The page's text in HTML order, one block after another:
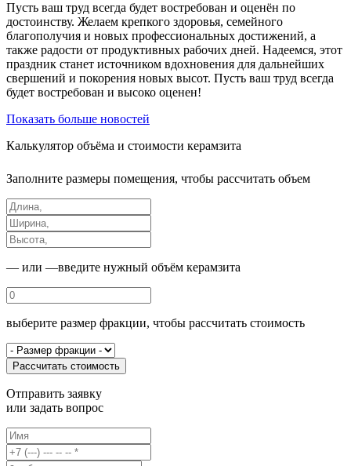
Пусть ваш труд всегда будет востребован и оценён по
достоинству. Желаем крепкого здоровья, семейного
благополучия и новых профессиональных достижений, а
также радости от продуктивных рабочих дней. Надеемся, этот
праздник станет источником вдохновения для дальнейших
свершений и покорения новых высот. Пусть ваш труд всегда
будет востребован и высоко оценен!
Показать больше новостей
Калькулятор объёма и стоимости керамзита
Заполните размеры помещения, чтобы рассчитать объем
— или —введите нужный объём керамзита
выберите размер фракции, чтобы рассчитать стоимость
Рассчитать стоимость
Отправить заявку
или задать вопрос